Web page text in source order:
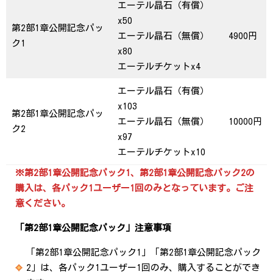
第2部1章公開記念パッ
ク1
エーテル晶石（有償）
x50
エーテル晶石（無償）
x80
エーテルチケットx4
4900円
第2部1章公開記念パッ
ク2
エーテル晶石（有償）
x103
エーテル晶石（無償）
x97
エーテルチケットx10
10000円
※第2部1章公開記念パック1、第2部1章公開記念パック2の
購入は、各パック1ユーザー1回のみとなっています。ご注
意ください。
「第2部1章公開記念パック」注意事項
「第2部1章公開記念パック1」「第2部1章公開記念パック
2」は、各パック1ユーザー1回のみ、購入することができ